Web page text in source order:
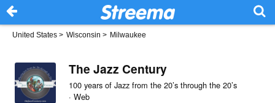
United States > Wisconsin > Milwaukee
The Jazz Century
100 years of Jazz from the 20’s through the 20’s
· Web